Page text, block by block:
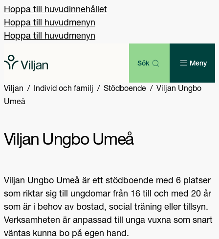
Hoppa till huvudinnehållet
Hoppa till huvudmenyn
Hoppa till huvudmenyn
Sök Meny
Viljan Individ och familj Stödboende
Viljan Ungbo
Umeå
Viljan Ungbo Umeå
Viljan Ungbo Umeå är ett stödboende med 6 platser
som riktar sig till ungdomar från 16 till och med 20 år
som är i behov av bostad, social träning eller tillsyn.
Verksamheten är anpassad till unga vuxna som snart
väntas kunna bo på egen hand.